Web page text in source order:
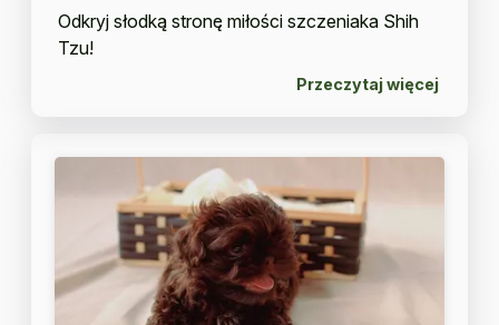
Odkryj słodką stronę miłości szczeniaka Shih
Tzu!
Przeczytaj więcej